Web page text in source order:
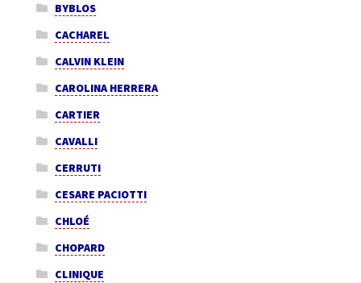
BYBLOS
CACHAREL
CALVIN KLEIN
CAROLINA HERRERA
CARTIER
CAVALLI
CERRUTI
CESARE PACIOTTI
CHLOÉ
CHOPARD
CLINIQUE